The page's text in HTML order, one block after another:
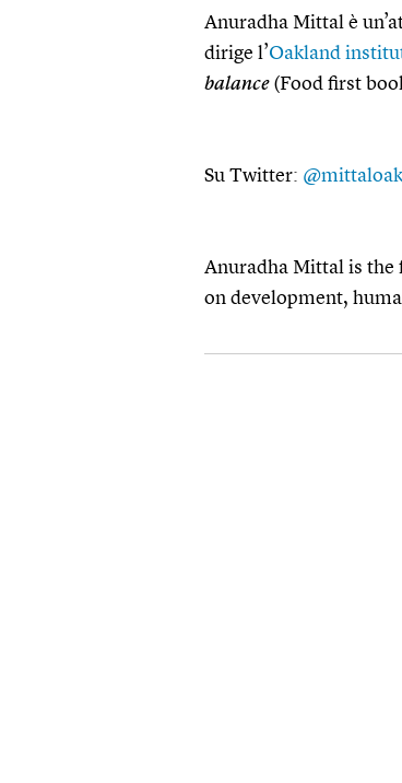
Anuradha Mittal è
dirige l’Oakland
balance(Food first
Su Twitter: @mittaloak
Anuradha Mittal is the
on development,